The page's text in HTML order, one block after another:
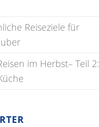
Reiseziele für
im Herbst– Teil 2: